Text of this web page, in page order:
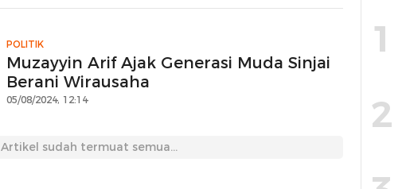
POLITIK
Muzayyin Arif Ajak Generasi Muda Sinjai
Berani Wirausaha
05/08/2024, 12:14
Artikel sudah termuat semua...
1
2